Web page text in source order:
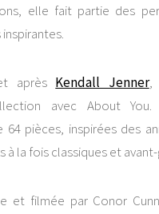
elle fait partie des
après Kendall Jenner,
avec About
pièces, inspirées des
à la fois classiques et
et filmée par Conor